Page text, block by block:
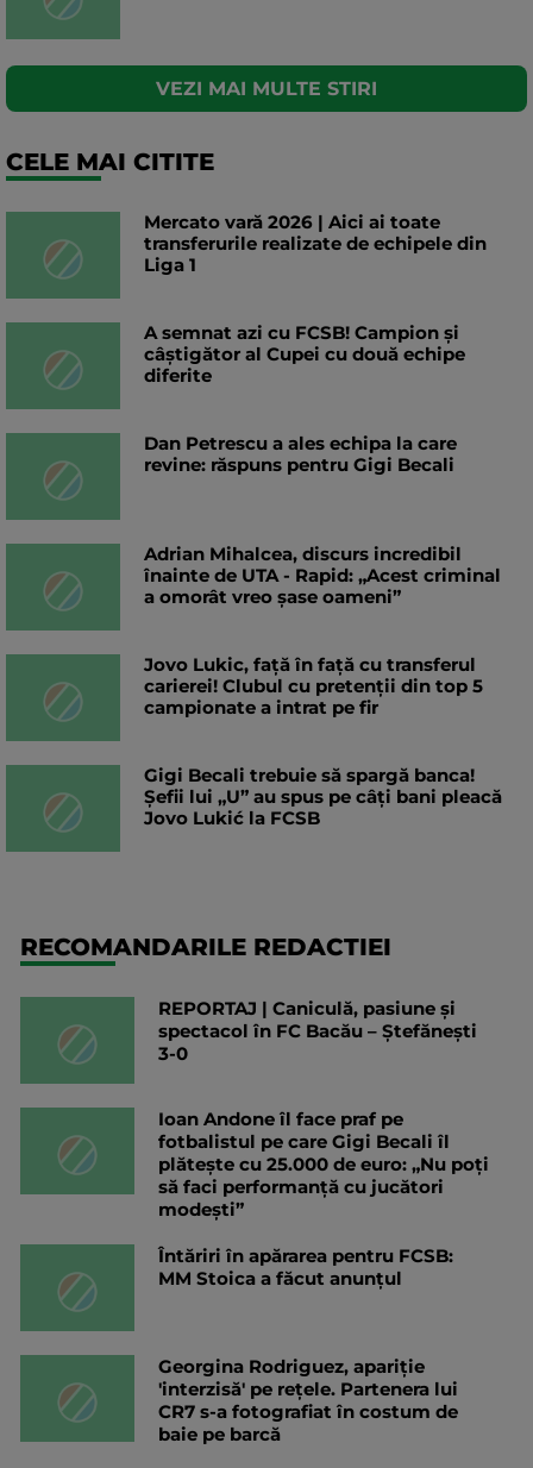
VEZI MAI MULTE STIRI
CELE MAI CITITE
Mercato vară 2026 | Aici ai toate
transferurile realizate de echipele din
Liga 1
A semnat azi cu FCSB! Campion și
câștigător al Cupei cu două echipe
diferite
Dan Petrescu a ales echipa la care
revine: răspuns pentru Gigi Becali
Adrian Mihalcea, discurs incredibil
înainte de UTA - Rapid: „Acest criminal
a omorât vreo șase oameni”
Jovo Lukic, față în față cu transferul
carierei! Clubul cu pretenții din top 5
campionate a intrat pe fir
Gigi Becali trebuie să spargă banca!
Șefii lui „U” au spus pe câți bani pleacă
Jovo Lukić la FCSB
RECOMANDARILE REDACTIEI
REPORTAJ | Caniculă, pasiune și
spectacol în FC Bacău – Ștefănești
3-0
Ioan Andone îl face praf pe
fotbalistul pe care Gigi Becali îl
plătește cu 25.000 de euro: „Nu poți
să faci performanță cu jucători
modești”
Întăriri în apărarea pentru FCSB:
MM Stoica a făcut anunțul
Georgina Rodriguez, apariție
'interzisă' pe rețele. Partenera lui
CR7 s-a fotografiat în costum de
baie pe barcă